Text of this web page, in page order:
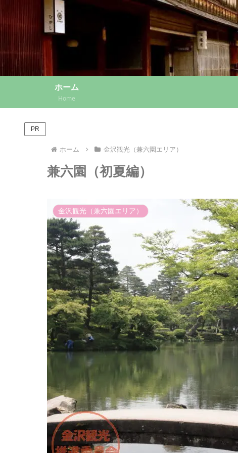
ホーム
Home
PR
ホーム 金沢観光（兼六園エリア）
兼六園（初夏編）
金沢観光（兼六園エリア）